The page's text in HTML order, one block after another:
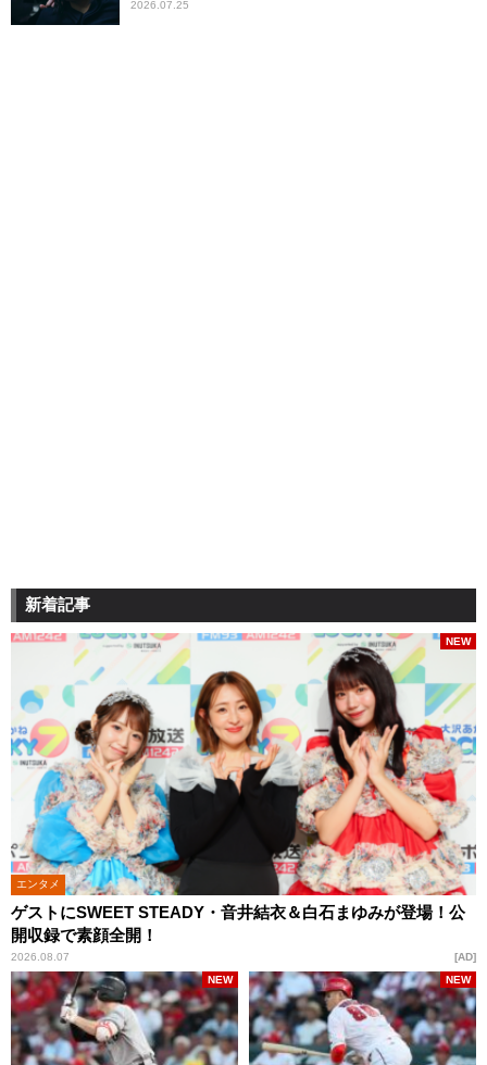
2026.07.25
新着記事
エンタメ
ゲストにSWEET STEADY・音井結衣＆白石まゆみが登場！公
開収録で素顔全開！
2026.08.07
NEW
AD
NEW NEW